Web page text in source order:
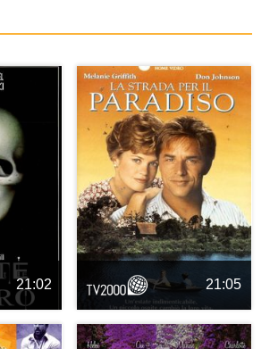
21:02 21:05